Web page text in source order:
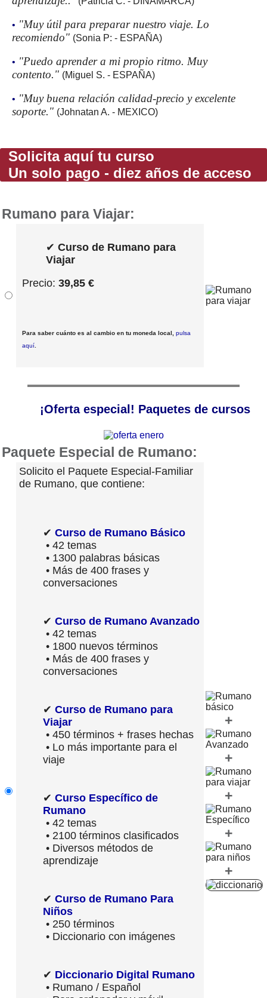
• "Muy útil para preparar nuestro viaje. Lo
recomiendo" (Sonia P: - ESPAÑA)
• "Puedo aprender a mi propio ritmo. Muy
contento." (Miguel S. - ESPAÑA)
• "Muy buena relación calidad-precio y excelente
soporte." (Johnatan A. - MEXICO)
Solicita aquí tu curso
Un solo pago - diez años de acceso
Rumano para Viajar:
✔ Curso de Rumano para
Viajar
Precio: 39,85 €
Para saber cuánto es al cambio en tu moneda local, pulsa
aquí
¡Oferta especial! Paquetes de cursos
Paquete Especial de Rumano:
Solicito el Paquete Especial-Familiar
de Rumano, que contiene:
✔ Curso de Rumano Básico
• 42 temas
• 1300 palabras básicas
• Más de 400 frases y
conversaciones
✔ Curso de Rumano Avanzado
• 42 temas
• 1800 nuevos términos
• Más de 400 frases y
conversaciones
✔ Curso de Rumano para
Viajar
• 450 términos + frases hechas
• Lo más importante para el
viaje
✔ Curso Específico de
Rumano
• 42 temas
• 2100 términos clasificados
• Diversos métodos de
aprendizaje
✔ Curso de Rumano Para
Niños
• 250 términos
• Diccionario con imágenes
✔ Diccionario Digital Rumano
• Rumano / Español
+
+
+
+
+